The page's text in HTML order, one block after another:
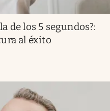
de los 5 segundos?:
al éxito